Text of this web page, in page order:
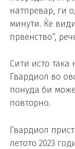
натпревар, ги
минути. Ќе
првенство“,
Сити исто така
Гвардиол во
понуда би
повторно.
Гвардиол
летото 2023